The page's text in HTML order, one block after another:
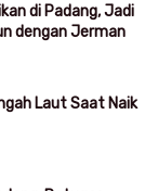
di Padang, Jadi
dengan Jerman
Laut Saat Naik